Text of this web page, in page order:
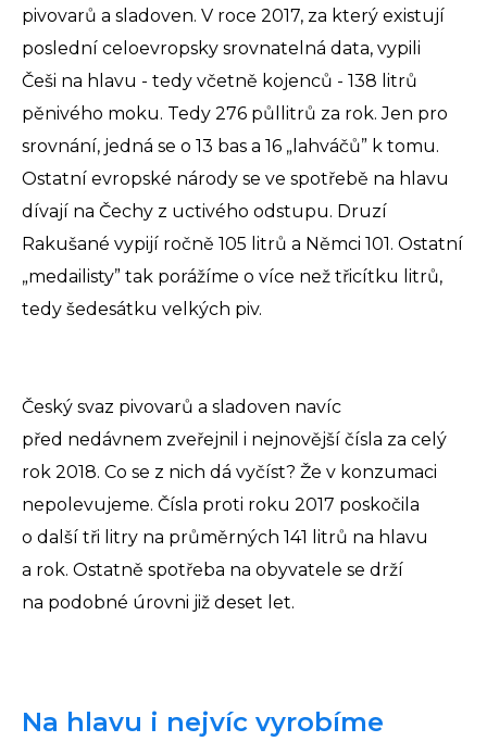
pivovarů a sladoven. V roce 2017, za který existují
poslední celoevropsky srovnatelná data, vypili
Češi na hlavu - tedy včetně kojenců - 138 litrů
pěnivého moku. Tedy 276 půllitrů za rok. Jen pro
srovnání, jedná se o 13 bas a 16 „lahváčů” k tomu.
Ostatní evropské národy se ve spotřebě na hlavu
dívají na Čechy z uctivého odstupu. Druzí
Rakušané vypijí ročně 105 litrů a Němci 101. Ostatní
„medailisty” tak porážíme o více než třicítku litrů,
tedy šedesátku velkých piv.
Český svaz pivovarů a sladoven navíc
před nedávnem zveřejnil i nejnovější čísla za celý
rok 2018. Co se z nich dá vyčíst? Že v konzumaci
nepolevujeme. Čísla proti roku 2017 poskočila
o další tři litry na průměrných 141 litrů na hlavu
a rok. Ostatně spotřeba na obyvatele se drží
na podobné úrovni již deset let.
Na hlavu i nejvíc vyrobíme